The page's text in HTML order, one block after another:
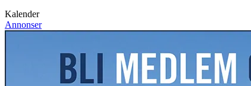
Kalender
Annonser